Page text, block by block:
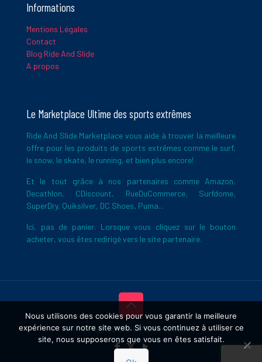
Informations
Mentions Légales
Contact
Blog Ride And Slide
A propos
Le Marketplace Ultime des sports extrêmes
Ride And Slide Marketplace vous aide à trouver la meilleure
offre pour les produits de sports extrêmes comme le surf,
le snow, le skate, le running, et bien plus encore!
Et le tout grâce à nos partenaires comme Amazon,
Decathlon, CDiscount, RueDuCommerce, Surfdome,
SuperDry, Quiksilver, DC Shoes, Puma...
Ici, pas de panier. Lorsque vous cliquez sur le bouton
acheter, vous êtes redirigé vers le site partenaire.
Copyright © 2026 Ride And Slide
Nous utilisons des cookies pour vous garantir la meilleure
expérience sur notre site web. Si vous continuez à utiliser ce
site, nous supposerons que vous en êtes satisfait.